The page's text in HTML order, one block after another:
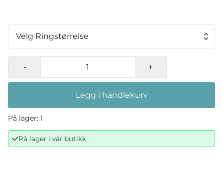
Velg Ringstørrelse
- +
Legg i handlekurv
På lager: 1
På lager i vår butikk